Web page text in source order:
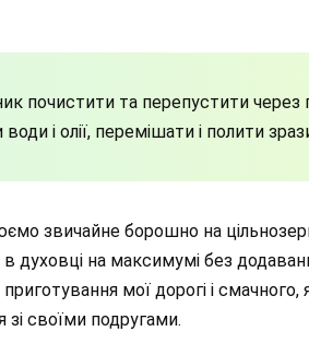
почистити та перепустити через
і олії, перемішати і полити
звичайне борошно на
в духовці на максимумі без
мої дорогі і
зі своїми подругами.